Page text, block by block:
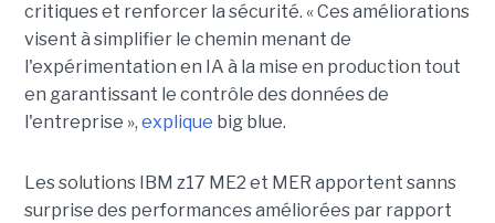
critiques et renforcer la sécurité. « Ces améliorations
visent à simplifier le chemin menant de
l'expérimentation en IA à la mise en production tout
en garantissant le contrôle des données de
l'entreprise », explique big blue.
Les solutions IBM z17 ME2 et MER apportent sanns
surprise des performances améliorées par rapport